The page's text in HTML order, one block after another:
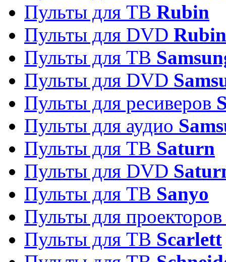
Пульты для ТВ Rubin
Пульты для DVD Rubin
Пульты для ТВ
Пульты для DVD
Пульты для ресиверов
Пульты для аудио
Пульты для ТВ Saturn
Пульты для DVD
Пульты для ТВ Sanyo
Пульты для
Пульты для ТВ Scarlett